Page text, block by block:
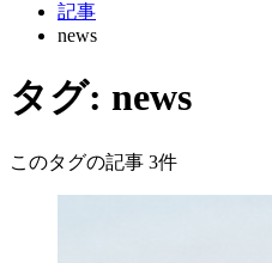
記事
news
タグ: news
このタグの記事 3件